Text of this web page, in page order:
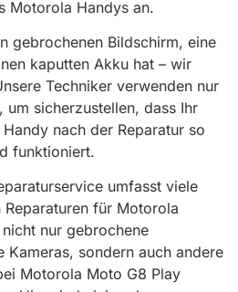
Motorola Handys an.
gebrochenen Bildschirm, eine
kaputten Akku hat – wir
Techniker verwenden nur
um sicherzustellen, dass Ihr
nach der Reparatur so
funktioniert.
umfasst viele
für Motorola
nur gebrochene
Kameras, sondern auch andere
Motorola Moto G8 Play